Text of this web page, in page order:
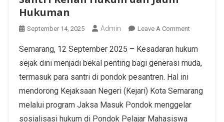
Hukuman
September 14, 2025 Admin Leave A Comment
Semarang, 12 September 2025 – Kesadaran hukum
sejak dini menjadi bekal penting bagi generasi muda,
termasuk para santri di pondok pesantren. Hal ini
mendorong Kejaksaan Negeri (Kejari) Kota Semarang
melalui program Jaksa Masuk Pondok menggelar
sosialisasi hukum di Pondok Pelajar Mahasiswa